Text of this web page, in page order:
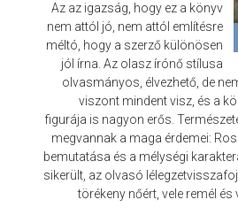
Az az igazság, hogy ez a könyv
nem attól jó, nem attól említésre
méltó, hogy a szerző különösen
jól írna. Az olasz írónő stílusa
olvasmányos, élvezhető, de
viszont mindent visz, és a
figurája is nagyon erős.
megvannak a maga érdemei:
bemutatása és a mélységi
sikerült, az olvasó
törékeny nőért, vele remél